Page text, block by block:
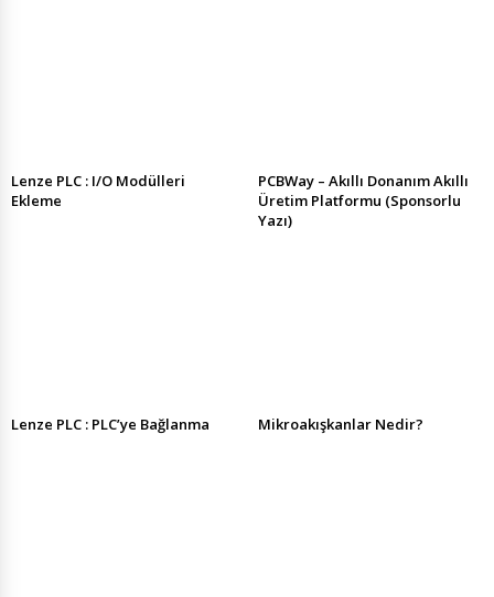
Lenze PLC : I/O Modülleri
Ekleme
PCBWay – Akıllı Donanım Akıllı
Üretim Platformu (Sponsorlu
Yazı)
Lenze PLC : PLC’ye Bağlanma Mikroakışkanlar Nedir?